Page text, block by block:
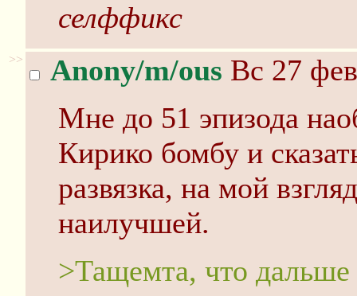
селффикс
>> Anony/m/ous Вс 27
Мне до 51 эпизода
Кирико бомбу и
развязка, на мой
наилучшей.
>Тащемта, что дальше